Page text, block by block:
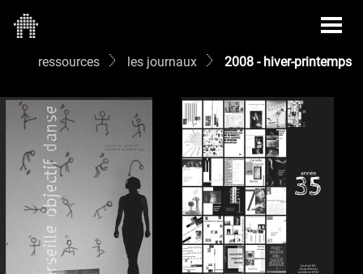
ressources les journaux 2008 - hiver-printemps